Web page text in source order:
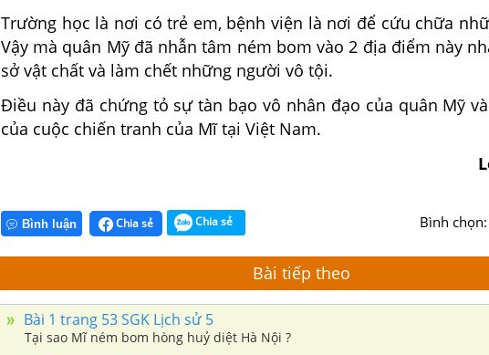
Trường học là nơi có trẻ em, bệnh viện là nơi để cứu chữa
Vậy mà quân Mỹ đã nhẫn tâm ném bom vào 2 địa điểm này
sở vật chất và làm chết những người vô tội.
Điều này đã chứng tỏ sự tàn bạo vô nhân đạo của quân Mỹ
của cuộc chiến tranh của Mĩ tại Việt Nam.
Bình luận Chia sẻ Chia sẻ Bình chọn:
Bài tiếp theo
Bài 1 trang 53 SGK Lịch sử 5
Tại sao Mĩ ném bom hòng huỷ diệt Hà Nội ?